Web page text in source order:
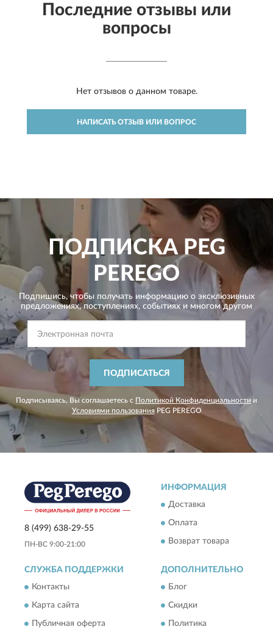
Последние отзывы или
вопросы
Нет отзывов о данном товаре.
НАПИСАТЬ ОТЗЫВ ИЛИ ВОПРОС
ПОДПИСКАPEG
PEREGO
Подпишись, чтобы получать информацию о эксклюзивных
предложениях,поступлениях, событиях и многом другом
ПОДПИСАТЬСЯ
Подписываясь, Вы соглашаетесь с Политикой Конфиденциальности и
Условиями пользованияPEG PEREGO
8 (499) 638-29-55
ПН-ВС 9:00-21:00
ИНФОРМАЦИЯ
Доставка
Оплата
Возврат товара
СЛУЖБА ПОДДЕРЖКИ
Контакты
Карта сайта
Публичная оферта
ДОПОЛНИТЕЛЬНО
Блог
Скидки
Политика